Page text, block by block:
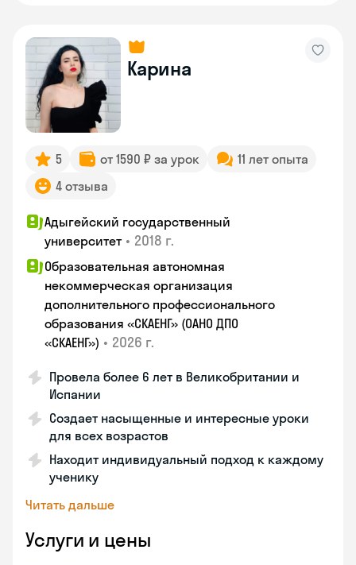
Карина
5 от 1590 ₽ за урок
11 лет опыта
4 отзыва
Адыгейский государственный
университет • 2018 г.
Образовательная автономная
некоммерческая организация
дополнительного профессионального
образования «СКАЕНГ» (ОАНО ДПО
«СКАЕНГ») • 2026 г.
Провела более 6 лет в Великобритании и
Испании
Создает насыщенные и интересные уроки
для всех возрастов
Находит индивидуальный подход к каждому
ученику
Читать дальше
Услуги и цены